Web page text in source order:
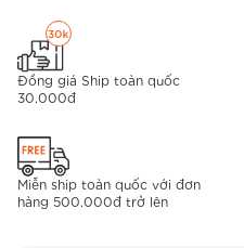
Đồng giá Ship toàn quốc
30.000đ
Miễn ship toàn quốc với đơn
hàng 500.000đ trở lên